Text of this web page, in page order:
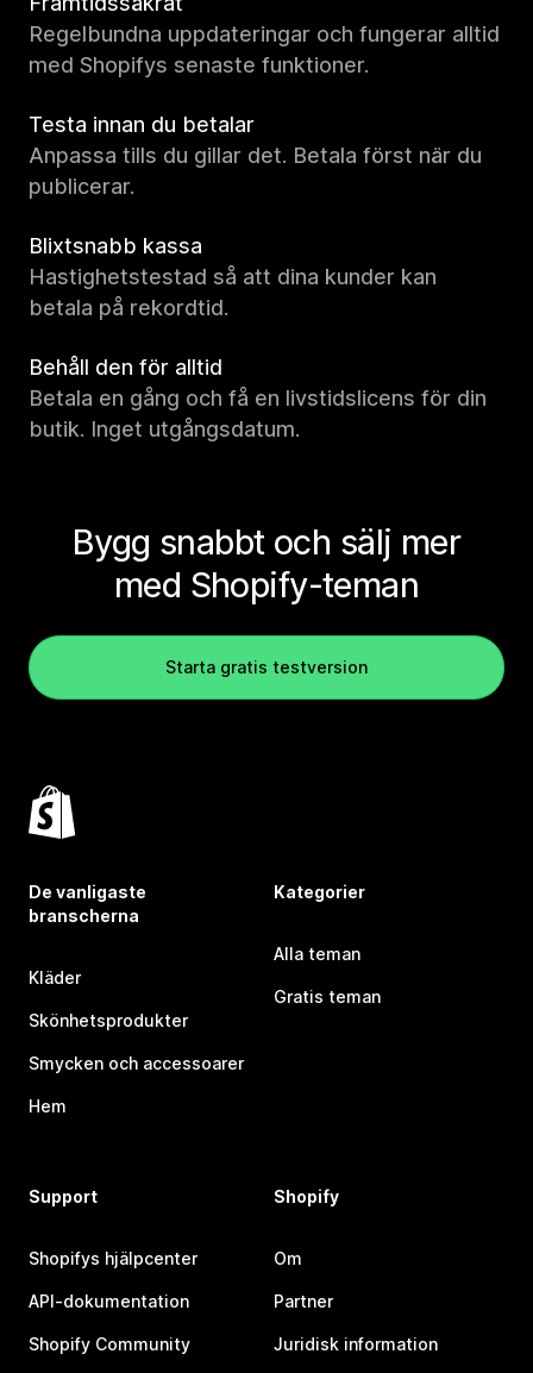
Regelbundna uppdateringar och fungerar alltid
med Shopifys senaste funktioner.
Testa innan du betalar
Anpassa tills du gillar det. Betala först när du
publicerar.
Blixtsnabb kassa
Hastighetstestad så att dina kunder kan
betala på rekordtid.
Behåll den för alltid
Betala en gång och få en livstidslicens för din
butik. Inget utgångsdatum.
Bygg snabbt och sälj mer
med Shopify-teman
Starta gratis testversion
De vanligaste
branscherna
Kläder
Skönhetsprodukter
Smycken och accessoarer
Hem
Kategorier
Alla teman
Gratis teman
Support
Shopifys hjälpcenter
API-dokumentation
Shopify Community
Shopify
Om
Partner
Juridisk information